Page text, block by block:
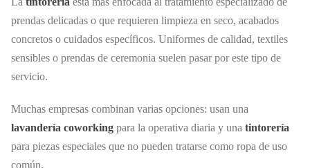
prendas delicadas o que requieren limpieza en seco, acabados
concretos o cuidados específicos. Uniformes de calidad, textiles
sensibles o prendas de ceremonia suelen pasar por este tipo de
servicio.
Muchas empresas combinan varias opciones: usan una
lavandería coworking para la operativa diaria y una tintorería
para piezas especiales que no pueden tratarse como ropa de uso
común.